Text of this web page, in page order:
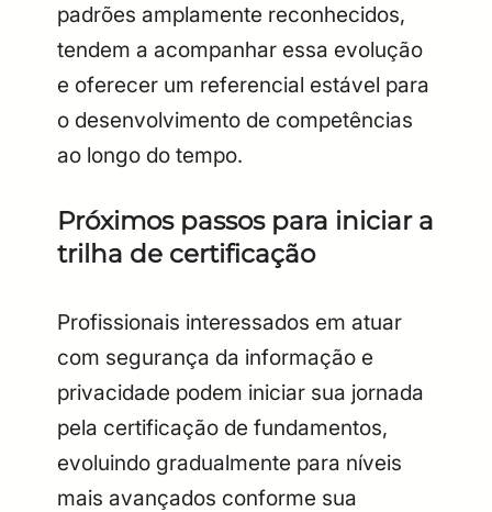
padrões amplamente reconhecidos,
tendem a acompanhar essa evolução
e oferecer um referencial estável para
o desenvolvimento de competências
ao longo do tempo.
Próximos passos para iniciar a
trilha de certificação
Profissionais interessados em atuar
com segurança da informação e
privacidade podem iniciar sua jornada
pela certificação de fundamentos,
evoluindo gradualmente para níveis
mais avançados conforme sua